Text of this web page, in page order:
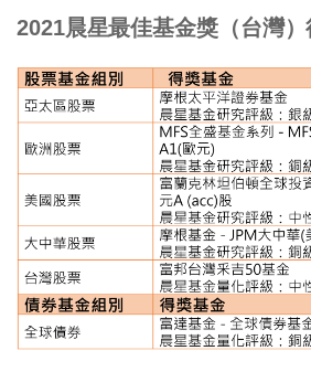
2021晨星最佳基金獎（台灣）